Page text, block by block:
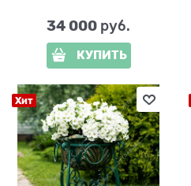
34 000 руб.
КУПИТЬ
Хит